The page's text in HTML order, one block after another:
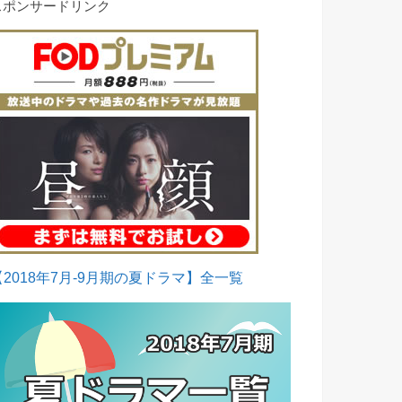
ポンサードリンク
2018年7月-9月期の夏ドラマ】全一覧